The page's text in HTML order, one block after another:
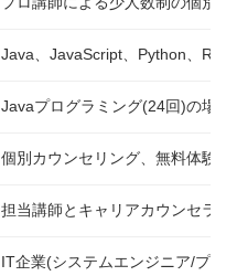
Java、JavaScript、Python、
Javaプログラミング(24回)の場
個別カウンセリング、無料体験
担当講師とキャリアカウンセラ
IT企業(システムエンジニア/プロ